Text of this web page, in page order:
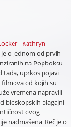
- Kathryn
je o jednom od prvih
na Popboksu
tada, uprkos pojavi
filmova od kojih su
vremena napravili
bioskopskih blagajni
ovog
nadmašena. Reč je o